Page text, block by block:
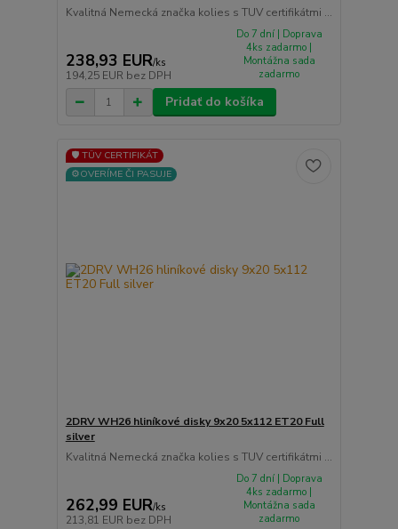
Kvalitná Nemecká značka kolies s TUV certifikátmi ...
238,93 EUR/ks
194,25 EUR bez DPH
Do 7 dní | Doprava
4ks zadarmo |
Montážna sada
zadarmo
Pridať do košíka
🛡️ TÜV CERTIFIKÁT
⚙️OVERÍME ČI PASUJE
2DRV WH26 hliníkové disky 9x20 5x112 ET20 Full
silver
Kvalitná Nemecká značka kolies s TUV certifikátmi ...
262,99 EUR/ks
213,81 EUR bez DPH
Do 7 dní | Doprava
4ks zadarmo |
Montážna sada
zadarmo